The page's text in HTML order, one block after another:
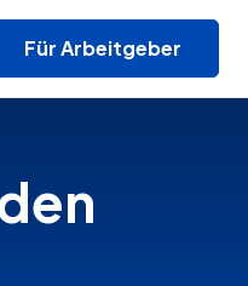
Für Arbeitgeber